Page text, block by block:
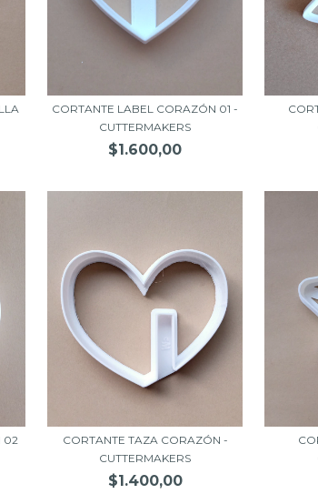
CORTANTE LABEL CORAZÓN 01 -
CUTTERMAKERS
$1.600,00
02
CORTANTE TAZA CORAZÓN -
CUTTERMAKERS
$1.400,00